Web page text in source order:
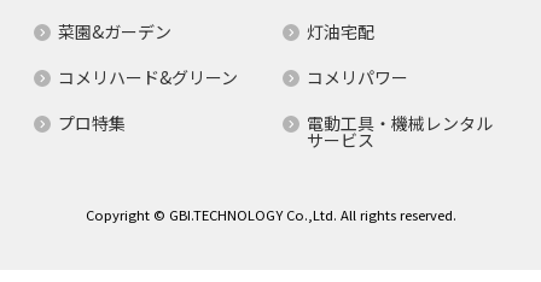
菜園&ガーデン
灯油宅配
コメリハード&グリーン
コメリパワー
プロ特集
電動工具・機械レンタル
サービス
Copyright © GBI.TECHNOLOGY Co.,Ltd. All rights reserved.